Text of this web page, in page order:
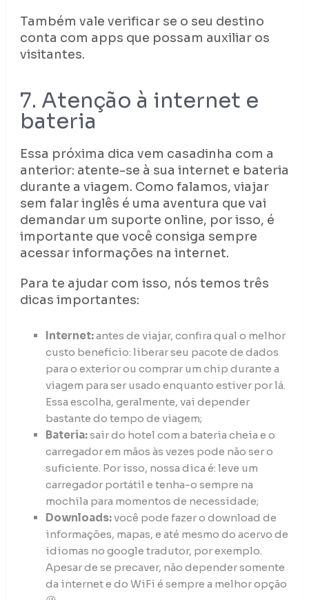
Também vale verificar se o seu destino
conta com apps que possam auxiliar os
visitantes.
7. Atenção à internet e
bateria
Essa próxima dica vem casadinha com a
anterior: atente-se à sua internet e bateria
durante a viagem. Como falamos, viajar
sem falar inglês é uma aventura que vai
demandar um suporte online, por isso, é
importante que você consiga sempre
acessar informações na internet.
Para te ajudar com isso, nós temos três
dicas importantes:
Internet:antes de viajar, confira qual o melhor
custo benefício: liberar seu pacote de dados
para o exterior ou comprar um chip durante a
viagem para ser usado enquanto estiver por lá.
Essa escolha, geralmente, vai depender
bastante do tempo de viagem;
Bateria:sair do hotel com a bateria cheia e o
carregador em mãos às vezes pode não ser o
suficiente. Por isso, nossa dica é: leve um
carregador portátil e tenha-o sempre na
mochila para momentos de necessidade;
Downloads:você pode fazer o download de
informações, mapas, e até mesmo do acervo de
idiomas no google tradutor, por exemplo.
Apesar de se precaver, não depender somente
da internet e do WiFi é sempre a melhor opção